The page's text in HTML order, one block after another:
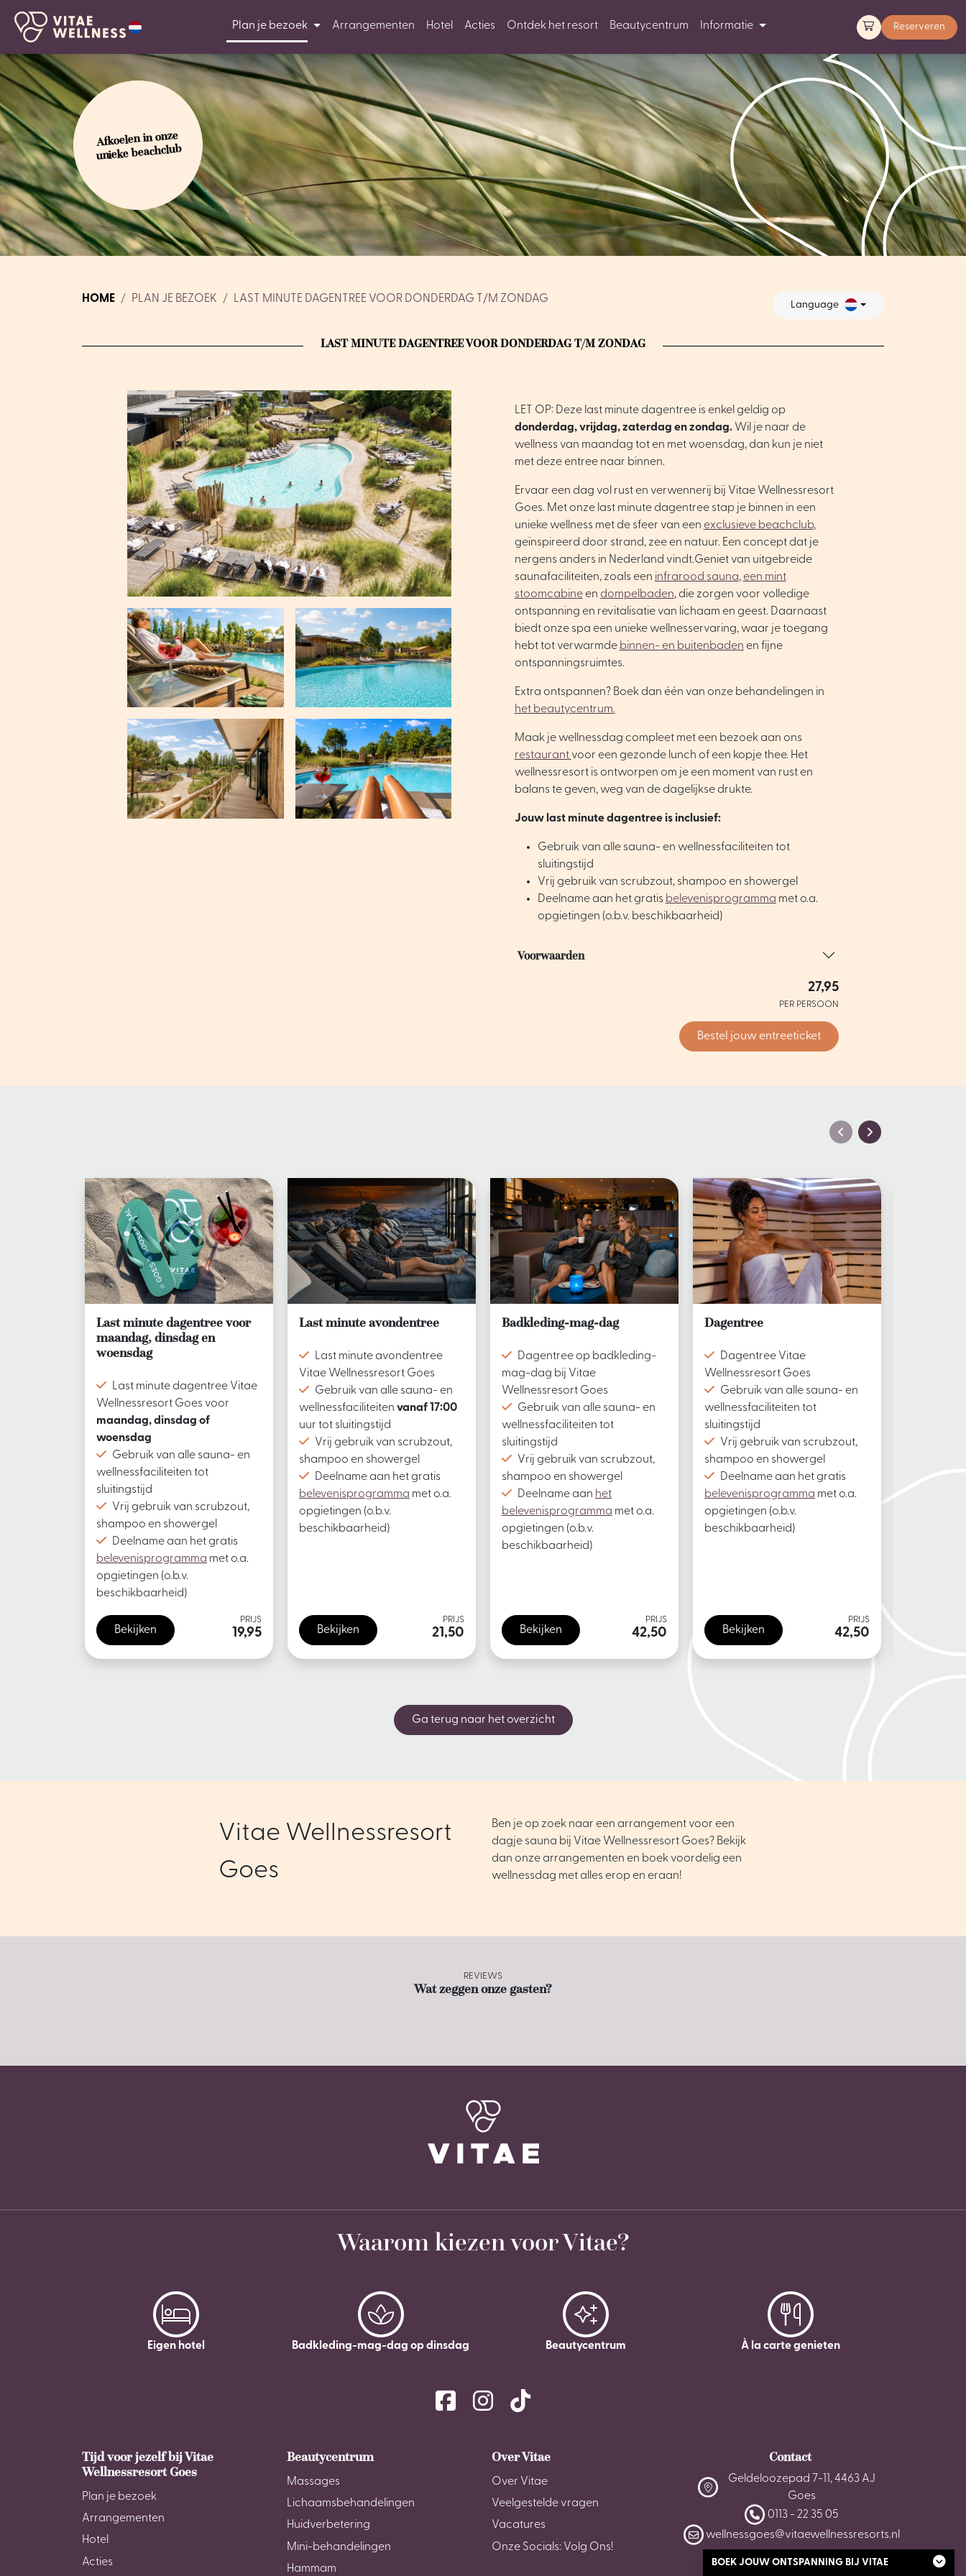
Plan je bezoek Arrangementen Hotel Acties Ontdek het resort Beautycentrum Informatie Reserveren
Afkoelen in onze
unieke beachclub
HOME PLAN JE BEZOEK LAST MINUTE DAGENTREE VOOR DONDERDAG T/M ZONDAG Language
LAST MINUTE DAGENTREE VOOR DONDERDAG T/M ZONDAG
LET OP: Deze last minute dagentree is enkel geldig op
donderdag, vrijdag, zaterdag en zondag.Wil je naar de
wellness van maandag tot en met woensdag, dan kun je niet
met deze entree naar binnen.
Ervaar een dag vol rust en verwennerij bij Vitae Wellnessresort
Goes. Met onze last minute dagentree stap je binnen in een
unieke wellness met de sfeer van een exclusieve beachclub,
geïnspireerd door strand, zee en natuur. Een concept dat je
nergens anders in Nederland vindt.Geniet van uitgebreide
saunafaciliteiten, zoals een infrarood sauna, een mint
stoomcabineen dompelbaden, die zorgen voor volledige
ontspanning en revitalisatie van lichaam en geest. Daarnaast
biedt onze spa een unieke wellnesservaring, waar je toegang
hebt tot verwarmde binnen- en buitenbaden en fijne
ontspanningsruimtes.
Extra ontspannen? Boek dan één van onze behandelingen in
het beautycentrum.
Maak je wellnessdag compleet met een bezoek aan ons
restaurant voor een gezonde lunch of een kopje thee. Het
wellnessresort is ontworpen om je een moment van rust en
balans te geven, weg van de dagelijkse drukte.
Jouw last minute dagentree is inclusief:
Gebruik van alle sauna- en wellnessfaciliteiten tot
sluitingstijd
Vrij gebruik van scrubzout, shampoo en showergel
Deelname aan het gratis belevenisprogramma met o.a.
opgietingen (o.b.v. beschikbaarheid)
Voorwaarden
27,95
PER PERSOON
Bestel jouw entreeticket
Last minute dagentree voor
maandag, dinsdag en
woensdag
Last minute dagentree Vitae
Wellnessresort Goes voor
maandag, dinsdag of
woensdag
Gebruik van alle sauna- en
wellnessfaciliteiten tot
sluitingstijd
Vrij gebruik van scrubzout,
shampoo en showergel
Deelname aan het gratis
belevenisprogramma met o.a.
opgietingen (o.b.v.
beschikbaarheid)
Bekijken
PRIJS
19,95
Last minute avondentree
Last minute avondentree
Vitae Wellnessresort Goes
Gebruik van alle sauna- en
wellnessfaciliteiten vanaf 17:00
uur tot sluitingstijd
Vrij gebruik van scrubzout,
shampoo en showergel
Deelname aan het gratis
belevenisprogramma met o.a.
opgietingen (o.b.v.
beschikbaarheid)
Bekijken
PRIJS
21,50
Badkleding-mag-dag
Dagentree op badkleding-
mag-dag bij Vitae
Wellnessresort Goes
Gebruik van alle sauna- en
wellnessfaciliteiten tot
sluitingstijd
Vrij gebruik van scrubzout,
shampoo en showergel
Deelname aan het
belevenisprogramma met o.a.
opgietingen (o.b.v.
beschikbaarheid)
Bekijken
PRIJS
42,50
Dagentree
Dagentree Vitae
Wellnessresort Goes
Gebruik van alle sauna- en
wellnessfaciliteiten tot
sluitingstijd
Vrij gebruik van scrubzout,
shampoo en showergel
Deelname aan het gratis
belevenisprogramma met o.a.
opgietingen (o.b.v.
beschikbaarheid)
Bekijken
PRIJS
42,50
Ga terug naar het overzicht
Vitae Wellnessresort
Goes
Ben je op zoek naar een arrangement voor een
dagje sauna bij Vitae Wellnessresort Goes? Bekijk
dan onze arrangementen en boek voordelig een
wellnessdag met alles erop en eraan!
REVIEWS
Wat zeggen onze gasten?
Waarom kiezen voor Vitae?
Eigen hotel Badkleding-mag-dag op dinsdag Beautycentrum À la carte genieten
Tijd voor jezelf bij Vitae
Wellnessresort Goes
Plan je bezoek
Arrangementen
Hotel
Acties
Beautycentrum
Massages
Lichaamsbehandelingen
Huidverbetering
Mini-behandelingen
Hammam
Over Vitae
Over Vitae
Veelgestelde vragen
Vacatures
Onze Socials: Volg Ons!
Contact
Geldeloozepad 7-11, 4463 AJ
Goes
0113 - 22 35 05
wellnessgoes@vitaewellnessresorts.nl
BOEK JOUW ONTSPANNING BIJ VITAE